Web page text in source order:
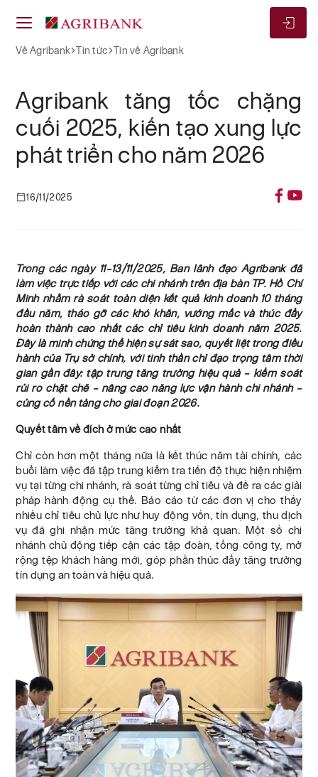
Về Agribank Tin tức Tin về Agribank
Agribank tăng tốc chặng
cuối 2025, kiến tạo xung lực
phát triển cho năm 2026
16/11/2025
Trong các ngày 11–13/11/2025, Ban lãnh đạo Agribank đã
làm việc trực tiếp với các chi nhánh trên địa bàn TP. Hồ Chí
Minh nhằm rà soát toàn diện kết quả kinh doanh 10 tháng
đầu năm, tháo gỡ các khó khăn, vướng mắc và thúc đẩy
hoàn thành cao nhất các chỉ tiêu kinh doanh năm 2025.
Đây là minh chứng thể hiện sự sát sao, quyết liệt trong điều
hành của Trụ sở chính, với tinh thần chỉ đạo trọng tâm thời
gian gần đây: tập trung tăng trưởng hiệu quả – kiểm soát
rủi ro chặt chẽ – nâng cao năng lực vận hành chi nhánh –
củng cố nền tảng cho giai đoạn 2026.
Quyết tâm về đích ở mức cao nhất
Chỉ còn hơn một tháng nữa là kết thúc năm tài chính, các
buổi làm việc đã tập trung kiểm tra tiến độ thực hiện nhiệm
vụ tại từng chi nhánh, rà soát từng chỉ tiêu và đề ra các giải
pháp hành động cụ thể. Báo cáo từ các đơn vị cho thấy
nhiều chỉ tiêu chủ lực như huy động vốn, tín dụng, thu dịch
vụ đã ghi nhận mức tăng trưởng khả quan. Một số chi
nhánh chủ động tiếp cận các tập đoàn, tổng công ty, mở
rộng tệp khách hàng mới, góp phần thúc đẩy tăng trưởng
tín dụng an toàn và hiệu quả.